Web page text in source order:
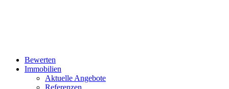
Close
Menu
Bewerten
Immobilien
Aktuelle Angebote
Referenzen